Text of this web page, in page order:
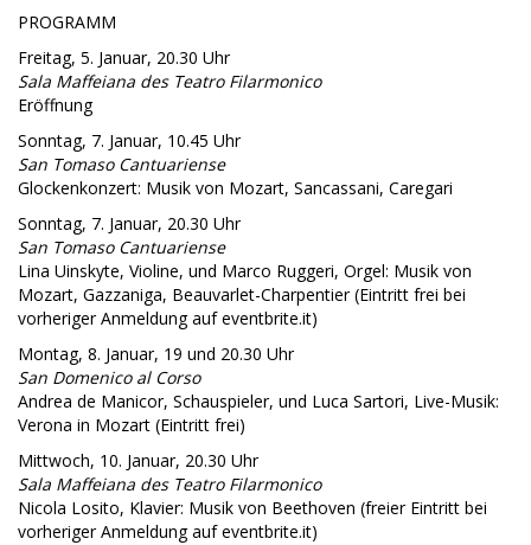
PROGRAMM
Freitag, 5. Januar, 20.30 Uhr
Sala Maffeiana des Teatro Filarmonico
Eröffnung
Sonntag, 7. Januar, 10.45 Uhr
San Tomaso Cantuariense
Glockenkonzert: Musik von Mozart, Sancassani, Caregari
Sonntag, 7. Januar, 20.30 Uhr
San Tomaso Cantuariense
Lina Uinskyte, Violine, und Marco Ruggeri, Orgel: Musik von
Mozart, Gazzaniga, Beauvarlet-Charpentier (Eintritt frei bei
vorheriger Anmeldung auf eventbrite.it)
Montag, 8. Januar, 19 und 20.30 Uhr
San Domenico al Corso
Andrea de Manicor, Schauspieler, und Luca Sartori, Live-Musik:
Verona in Mozart (Eintritt frei)
Mittwoch, 10. Januar, 20.30 Uhr
Sala Maffeiana des Teatro Filarmonico
Nicola Losito, Klavier: Musik von Beethoven (freier Eintritt bei
vorheriger Anmeldung auf eventbrite.it)